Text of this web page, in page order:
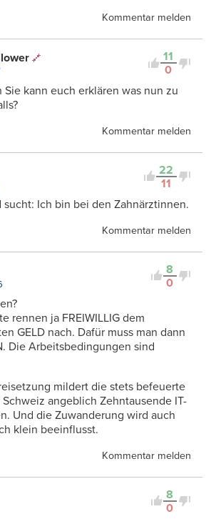
Kommentar melden
11
0
Sie kann euch erklären was nun zu
Kommentar melden
22
11
sucht: Ich bin bei den Zahnärztinnen.
Kommentar melden
8
0
rennen ja FREIWILLIG dem
GELD nach. Dafür muss man dann
Die Arbeitsbedingungen sind
mildert die stets befeuerte
angeblich Zehntausende IT-
Und die Zuwanderung wird auch
klein beeinflusst.
Kommentar melden
8
0